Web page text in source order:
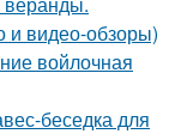
и видео-обзоры)
войлочная
беседка для